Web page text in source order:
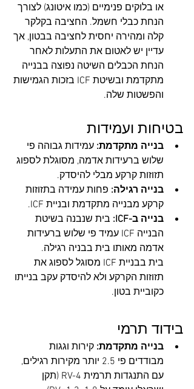
או בלוקים פנימיים (כמו איטונג) לצורך
הנחת כבלי חשמל. החציבה בקלקר
קלה ומהירה יחסית לחציבה בבטון, אך
עדיין יש לאטום את התעלות לאחר
הנחת הכבלים השיטה נפוצה בבנייה
מתקדמת ובשיטת ICF בזכות הגמישות
והפשטות שלה.
בטיחות ועמידות
בנייה מתקדמת: עמידות גבוהה פי
שלוש ברעידות אדמה, מסוגלת לספוג
תזוזות קרקע מבלי להיסדק.
בנייה רגילה: פחות עמידה בתזוזות
קרקע מבנייה מתקדמת ובניית ICF.
בנייה ב-ICF:
בית שנבנה בשיטת
הבנייה ICF עמיד פי שלוש ברעידות
אדמה מאותו בית בבניה רגילה.
בית בבניית ICF מסוגל לספוג את
תזוזות הקרקע ולא להיסדק עקב בנייתו
כקוביית בטון.
בידוד תרמי
בנייה מתקדמת: קירות וגגות
מבודדים פי 2.5 יותר מקירות רגילים,
עם התנגדות תרמית RV-4 (תקן